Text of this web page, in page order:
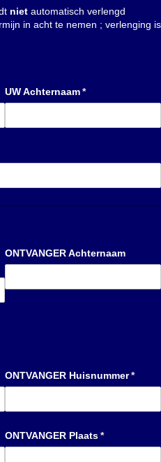
niet automatisch verlengd
in acht te nemen ; verlenging is
UW Achternaam*
(is vereist)
ONTVANGER Achternaam
ONTVANGER Huisnummer*
(is
ONTVANGER Plaats*
(is vereist)